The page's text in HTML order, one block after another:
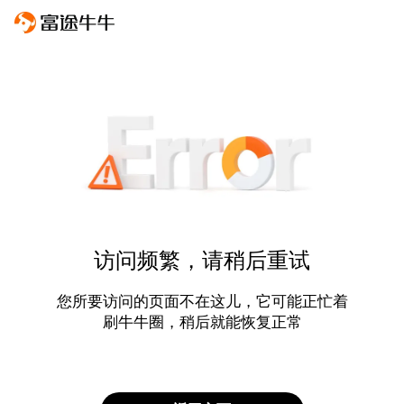
访问频繁，请稍后重试
您所要访问的页面不在这儿，它可能正忙着
刷牛牛圈，稍后就能恢复正常